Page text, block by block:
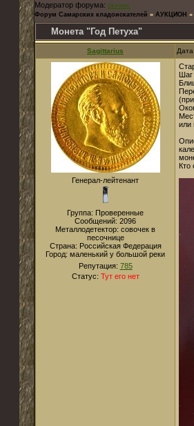
Модератор форума: skvorec
Форум Самарских кладоискателей » АУКЦИОН »
Монета "Год Петуха"
Sagittarius
Генерал-лейтенант
Группа: Проверенные
Сообщений: 2096
Металлодетектор: совочек в
песочнице
Страна: Российская Федерация
Город: маленький у большой реки
Репутация: 785
Статус: Тут его нет
Шаг
или
Кто